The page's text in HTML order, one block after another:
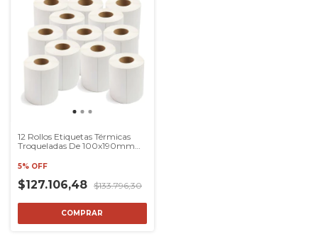
12 Rollos Etiquetas Térmicas
Troqueladas De 100x190mm
5% OFF
$127.106,48 $133.796,30
COMPRAR